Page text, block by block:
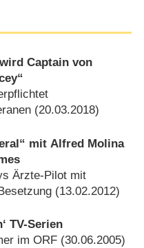
Captain von
(20.03.2018)
mit Alfred Molina
Ärzte-Pilot mit
(13.02.2012)
TV-Serien
im ORF (30.06.2005)